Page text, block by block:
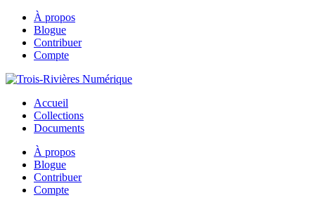
À propos
Blogue
Contribuer
Compte
Accueil
Collections
Documents
À propos
Blogue
Contribuer
Compte